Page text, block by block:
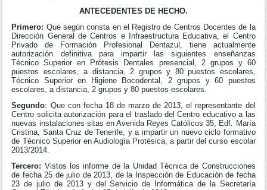
ANTECEDENTES DE HECHO.
Primero: Que según consta en el Registro de Centros Docentes de la
Dirección General de Centros e Infraestructura Educativa, el Centro
Privado de Formación Profesional Dentazul, tiene actualmente
autorización definitiva para impartir las siguientes enseñanzas
Técnico Superior en Prótesis Dentales presencial, 2 grupos y 60
puestos escolares, a distancia, 2 grupos y 80 puestos escolares,
Técnico Superior en Higiene Bocodental, 2 grupos y 60 puestos
escolares, a distancia, 2 grupos y 80 puestos escolares.
Segundo: Que con fecha 18 de marzo de 2013, el representante del
Centro solicita autorización para el traslado del Centro educativo a las
nuevas instalaciones sitas en Avenida Reyes Católicos 35, Edf. María
Cristina, Santa Cruz de Tenerife, y a impartir un nuevo ciclo formativo
de Técnico Superior en Audiología Protésica, a partir del curso escolar
2013/2014.
Tercero: Vistos los informe de la Unidad Técnica de Construcciones
de fecha 25 de julio de 2013, de la Inspección de Educación de fecha
23 de julio de 2013 y del Servicio de Informática de la Secretaría